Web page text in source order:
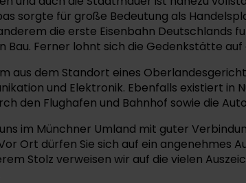
sorgte für große Bedeutung als
die erste Eisenbahn Deutschlands
Bau. Ferner lohnt sich die Gedenkstätte
dem Standort eines
und Elektronik. Ebenfalls existiert in
Flughafen und Bahnhof sowie die
im Münchner Umland mit guter
Ort dürfen Sie sich auf ein angenehmes
Stolz verweisen wir auf die vielen